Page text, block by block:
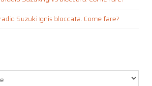
Suzuki Ignis bloccata. Come fare?